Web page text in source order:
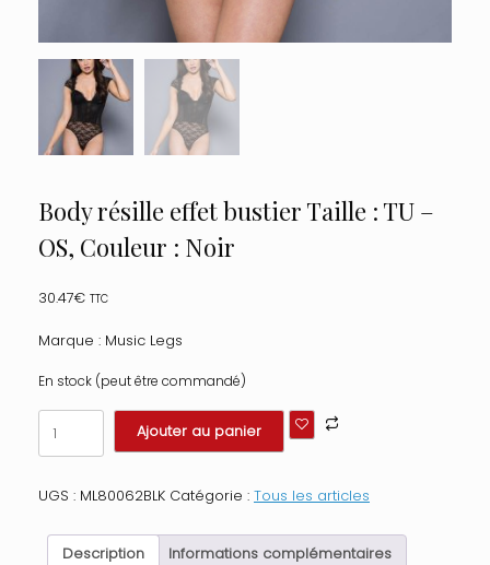
Body résille effet bustier Taille : TU –
OS, Couleur : Noir
30.47€ TTC
Marque : Music Legs
En stock (peut être commandé)
quantité
de
Body
effet
Taille
Ajouter au panier
UGS : ML80062BLK Catégorie : Tous les articles
Description
Informations complémentaires